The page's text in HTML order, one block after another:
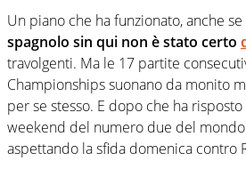
Un piano che ha funzionato, anche se
spagnolo sin qui non è stato certo
travolgenti. Ma le 17 partite
Championships suonano da monito
per se stesso. E dopo che ha risposto
weekend del numero due del
aspettando la sfida domenica contro